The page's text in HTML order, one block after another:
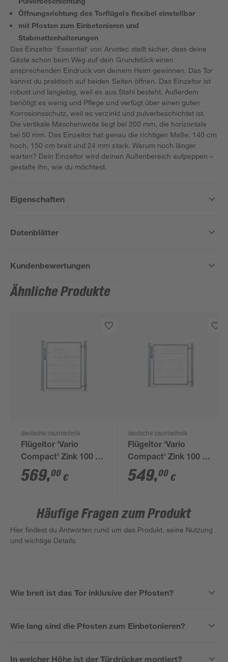
Öffnungsrichtung des Torflügels flexibel einstellbar
mit Pfosten zum Einbetonieren und
Stabmattenhalterungen
Das Einzeltor 'Essential' von Arvotec stellt sicher, dass deine
Gäste schon beim Weg auf dein Grundstück einen
ansprechenden Eindruck von deinem Heim gewinnen. Das Tor
kannst du praktisch auf beiden Seiten öffnen. Das Einzeltor ist
robust und langlebig, weil es aus Stahl besteht. Außerdem
benötigt es wenig und Pflege und verfügt über einen guten
Korrosionsschutz, weil es verzinkt und pulverbeschichtet ist.
Die vertikale Maschenweite liegt bei 200 mm, die horizontale
bei 50 mm. Das Einzeltor hat genau die richtigen Maße: 140 cm
hoch, 150 cm breit und 24 mm stark. Warum noch länger
warten? Dein Einzeltor wird deinen Außenbereich aufpeppen –
gestalte ihn, wie du möchtest.
Eigenschaften
Datenblätter
Kundenbewertungen
Ähnliche Produkte
deutsche zauntechnik
Flügeltor 'Vario
Compact' Zink 100 x
120 cm
569,00 €
deutsche zauntechnik
Flügeltor 'Vario
Compact' Zink 100 x
100 cm
549,00 €
Häufige Fragen zum Produkt
Hier findest du Antworten rund um das Produkt, seine Nutzung
und wichtige Details.
Wie breit ist das Tor inklusive der Pfosten?
Wie lang sind die Pfosten zum Einbetonieren?
In welcher Höhe ist der Türdrücker montiert?